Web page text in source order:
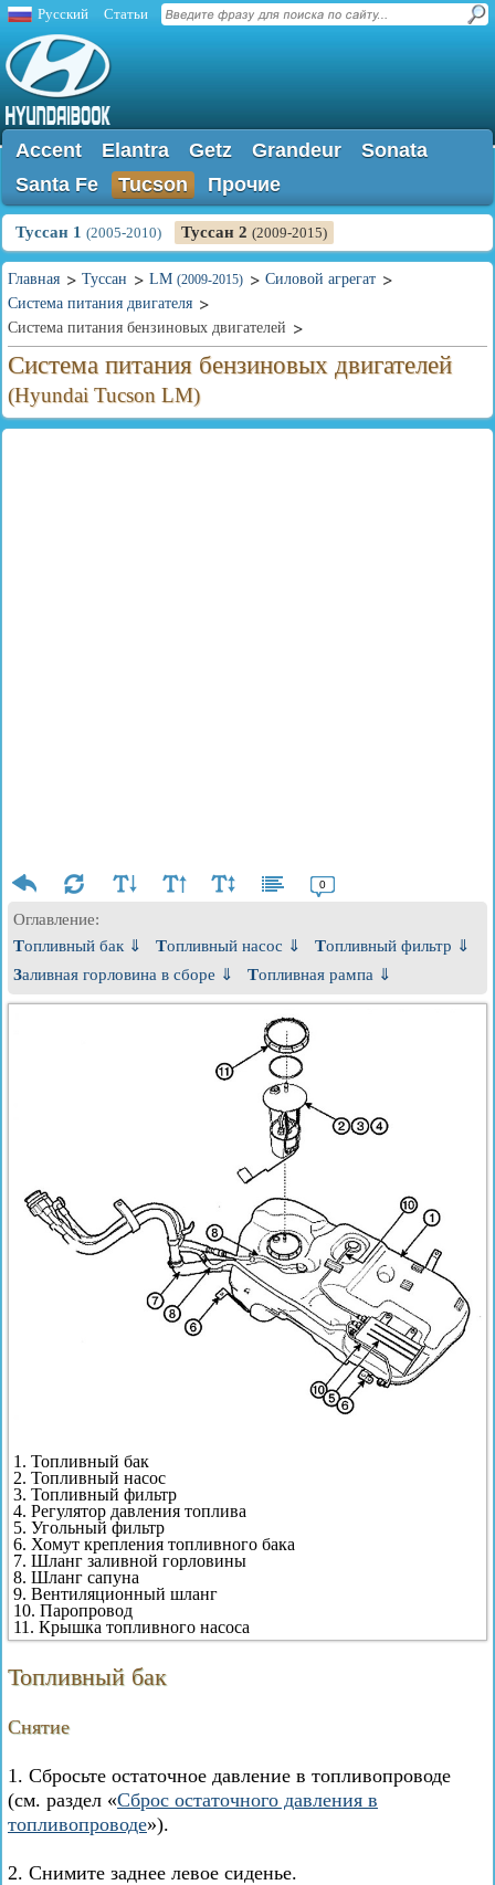
Русский Статьи
Accent Elantra Getz Grandeur
Sonata
Santa Fe
Tucson Прочие
Туссан 1 (2005-2010) Туссан 2 (2009-2015)
Главная Туссан LM (2009-2015)
Силовой агрегат
Система питания двигателя
Система питания бензиновых двигателей
Система питания бензиновых двигателей
(Hyundai Tucson LM)
0
Оглавление:
Топливный бак ⇓
Топливный насос ⇓
Топливный фильтр ⇓
Заливная горловина в сборе ⇓
Топливная рампа ⇓
1. Топливный бак
2. Топливный насос
3. Топливный фильтр
4. Регулятор давления топлива
5. Угольный фильтр
6. Хомут крепления топливного бака
7. Шланг заливной горловины
8. Шланг сапуна
9. Вентиляционный шланг
10. Паропровод
11. Крышка топливного насоса
Топливный бак
Снятие
1. Сбросьте остаточное давление в топливопроводе
(см. раздел «Сброс остаточного давления в
топливопроводе»).
2. Снимите заднее левое сиденье.